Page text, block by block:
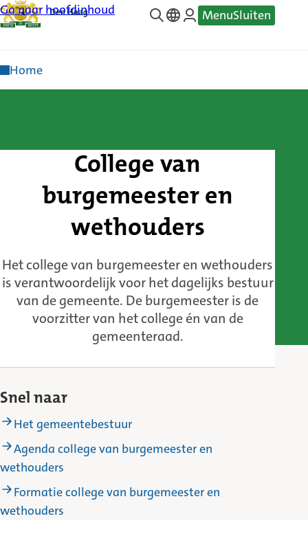
Ga naar hoofdinhoud
—
MenuSluiten
Home
College van
burgemeester en
wethouders
Het college van burgemeester en wethouders
is verantwoordelijk voor het dagelijks bestuur
van de gemeente. De burgemeester is de
voorzitter van het college én van de
gemeenteraad.
Snel naar
Het gemeentebestuur
Agenda college van burgemeester en
wethouders
Formatie college van burgemeester en
wethouders